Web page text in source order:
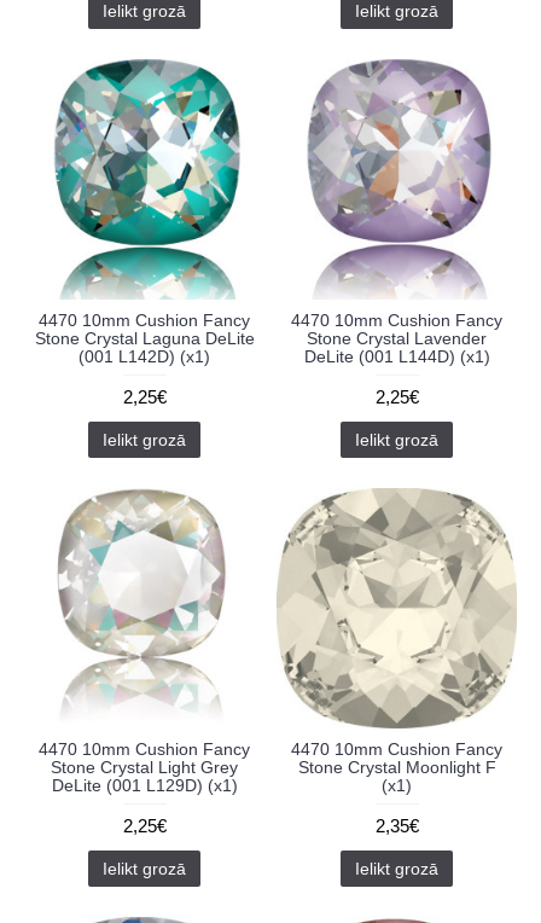
Ielikt grozā Ielikt grozā
4470 10mm Cushion Fancy
Stone Crystal Laguna DeLite
(001 L142D) (x1)
2,25€
Ielikt grozā
4470 10mm Cushion Fancy
Stone Crystal Lavender
DeLite (001 L144D) (x1)
2,25€
Ielikt grozā
4470 10mm Cushion Fancy
Stone Crystal Light Grey
DeLite (001 L129D) (x1)
2,25€
Ielikt grozā
4470 10mm Cushion Fancy
Stone Crystal Moonlight F
(x1)
2,35€
Ielikt grozā